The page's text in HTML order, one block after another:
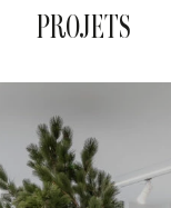
PROJETS